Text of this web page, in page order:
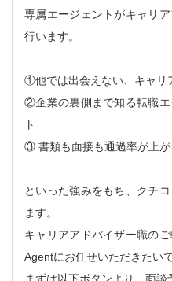
専属エージェントがキャリ
行います。
①他では出会えない、キャリ
②企業の裏側まで知る転職
ト
③ 書類も面接も通過率が上
といった強みをもち、クチ
ます。
キャリアアドバイザー職の
Agentにお任せいただきたい